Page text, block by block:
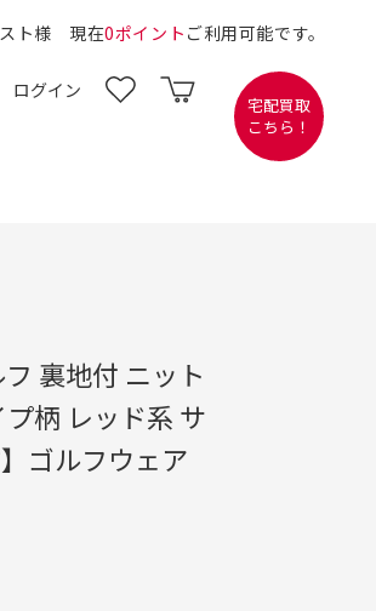
スト様 現在0ポイント ご利用可能です。
ログイン
宅配買取
こちら！
裏地付 ニット
柄 レッド系 サ
ゴルフウェア